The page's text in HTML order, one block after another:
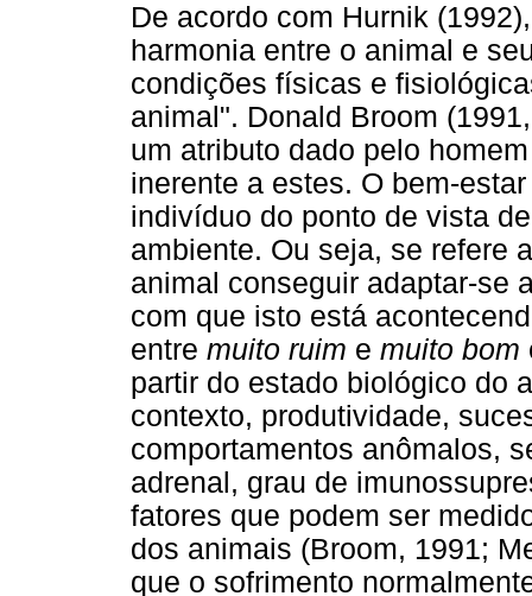
De acordo com Hurnik
harmonia entre o animal e
condições físicas e
animal". Donald Broom
um atributo dado pelo
inerente a estes. O bem-
indivíduo do ponto de vista
ambiente. Ou seja, se refere
animal conseguir adaptar-se
com que isto está
entre muito ruim e muito bom
partir do estado biológico do
contexto, produtividade,
comportamentos anômalos,
adrenal, grau de
fatores que podem ser
dos animais (Broom, 1991;
que o sofrimento